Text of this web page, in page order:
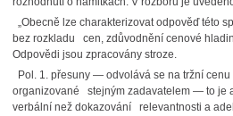
„Obecně lze charakterizovat odpověď této
bez rozkladu cen, zdůvodnění cenové
Odpovědi jsou zpracovány stroze.
Pol. 1. přesuny — odvolává se na tržní
organizované stejným zadavatelem — to je
verbální než dokazování relevantnosti a